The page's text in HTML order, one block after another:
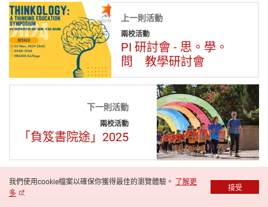
上一則活動
兩校活動
PI 研討會 - 思。學。
問 教學研討會
下一則活動
兩校活動
「負笈書院途」2025
我們使用cookie檔案以確保你獲得最佳的瀏覽體驗。 了解更
多
接受